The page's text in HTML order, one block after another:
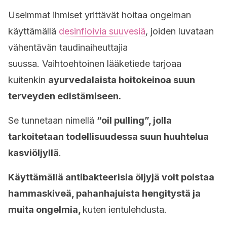
Useimmat ihmiset yrittävät hoitaa ongelman
käyttämällä desinfioivia suuvesiä, joiden luvataan
vähentävän taudinaiheuttajia
suussa. Vaihtoehtoinen lääketiede tarjoaa
kuitenkin ayurvedalaista hoitokeinoa suun
terveyden edistämiseen.
Se tunnetaan nimellä “oil pulling”, jolla
tarkoitetaan todellisuudessa suun huuhtelua
kasviöljyllä.
Käyttämällä antibakteerisia öljyjä voit poistaa
hammaskiveä, pahanhajuista hengitystä ja
muita ongelmia, kuten ientulehdusta.